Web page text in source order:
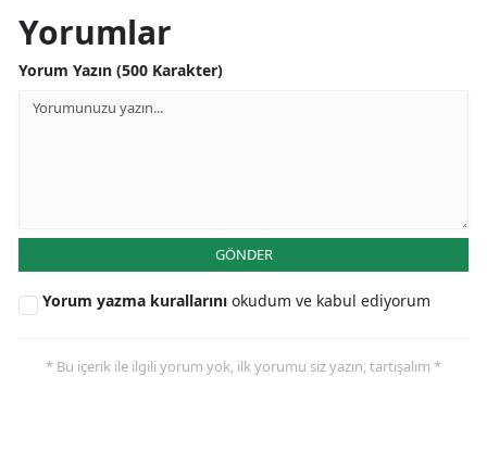
Yorumlar
Yorum Yazın (500 Karakter)
GÖNDER
Yorum yazma kurallarını okudum ve kabul ediyorum
* Bu içerik ile ilgili yorum yok, ilk yorumu siz yazın, tartışalım *